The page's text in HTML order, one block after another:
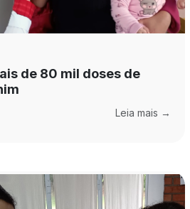
de 80 mil doses de
Leia mais →